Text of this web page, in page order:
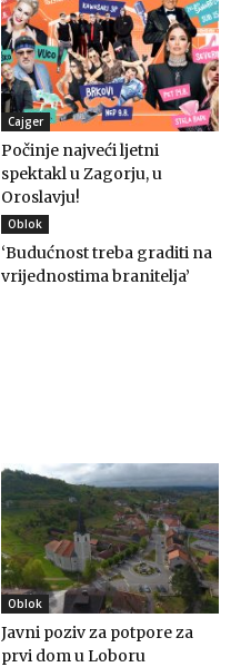
Cajger
Počinje najveći ljetni
spektakl u Zagorju, u
Oroslavju!
Oblok
‘Budućnost treba graditi na
vrijednostima branitelja’
Oblok
Javni poziv za potpore za
prvi dom u Loboru